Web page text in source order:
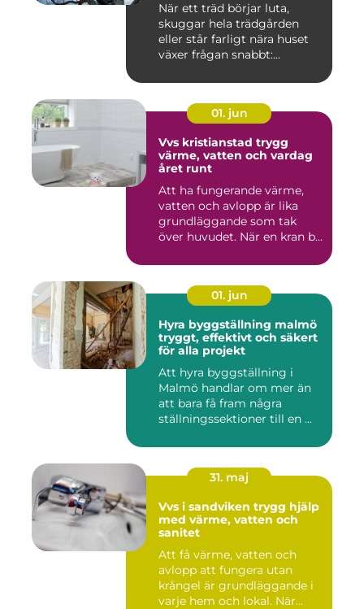
När ett träd börjar luta,
skuggar hela trädgården
eller står farligt nära huset
växer frågan snabbt:...
01. jun
Vvs kristianstad trygg
värme, vatten och vardag
året runt
Att ha fungerande värme,
vatten och avlopp är lika
grundläggande som tak
över huvudet. När en kran b...
01. jun
Hyra byggställning malmö
tryggt, effektivt och säkert
för alla projekt
Att hyra byggställning i
Malmö handlar om mer än
att bara få fram några
ställningssektioner till en ...
31. maj
Vvs i sandviken trygg hjälp
med värme, vatten och
sanitet
Att få värme, vatten och
avlopp att fungera utan
krångel är grundläggande i
varje hem och lokal. När...